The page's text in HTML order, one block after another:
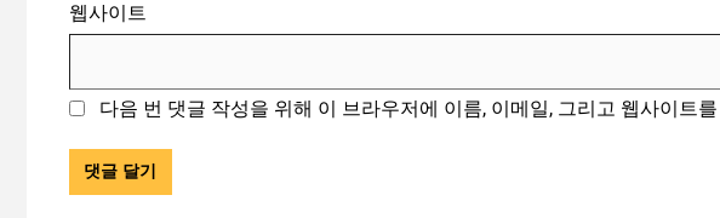
웹사이트
다음 번 댓글 작성을 위해 이 브라우저에 이름, 이메일, 그리고 웹사이트